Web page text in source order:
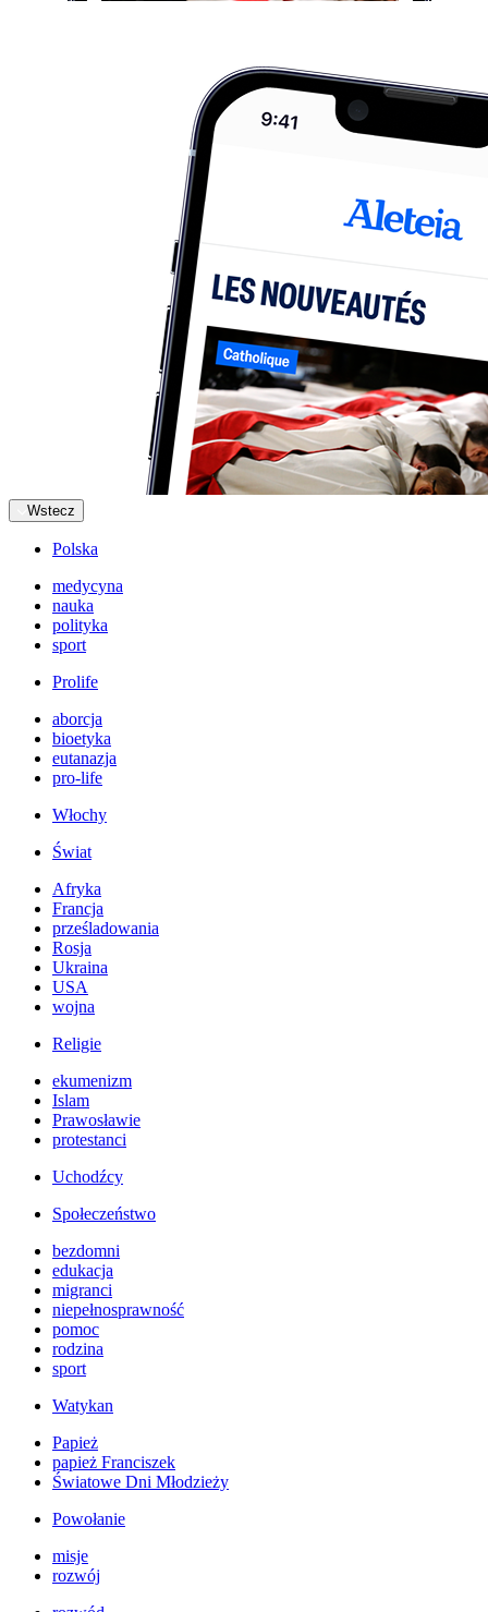
Wstecz
Polska
medycyna
nauka
polityka
sport
Prolife
aborcja
bioetyka
eutanazja
pro-life
Włochy
Świat
Afryka
Francja
prześladowania
Rosja
Ukraina
USA
wojna
Religie
ekumenizm
Islam
Prawosławie
protestanci
Uchodźcy
Społeczeństwo
bezdomni
edukacja
migranci
niepełnosprawność
pomoc
rodzina
sport
Watykan
Papież
papież Franciszek
Światowe Dni Młodzieży
Powołanie
misje
rozwój